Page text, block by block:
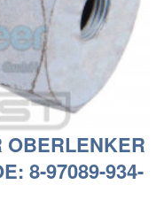
OBERLENKER
8-97089-934-